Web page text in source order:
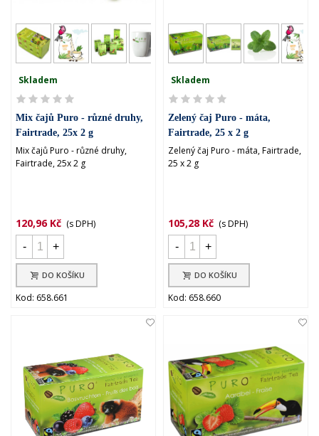
Skladem
Mix čajů Puro - různé druhy,
Fairtrade, 25x 2 g
Mix čajů Puro - různé druhy,
Fairtrade, 25x 2 g
120,96 Kč (s DPH)
-
+
DO KOŠÍKU
Kod: 658.661
Skladem
Zelený čaj Puro - máta,
Fairtrade, 25 x 2 g
Zelený čaj Puro - máta, Fairtrade,
25 x 2 g
105,28 Kč (s DPH)
-
+
DO KOŠÍKU
Kod: 658.660